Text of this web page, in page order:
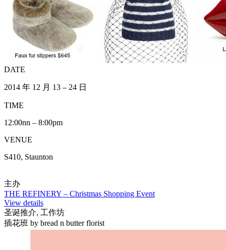
DATE
2014 年 12 月 13 – 24 日
TIME
12:00nn – 8:00pm
VENUE
S410, Staunton
主办
THE REFINERY – Christmas Shopping Event
View details
圣诞推介, 工作坊
插花班 by bread n butter florist